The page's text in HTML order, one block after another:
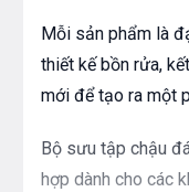
Mỗi sản phẩm là
thiết kế bồn rửa,
mới để tạo ra một
Bộ sưu tập chậu
hợp dành cho các